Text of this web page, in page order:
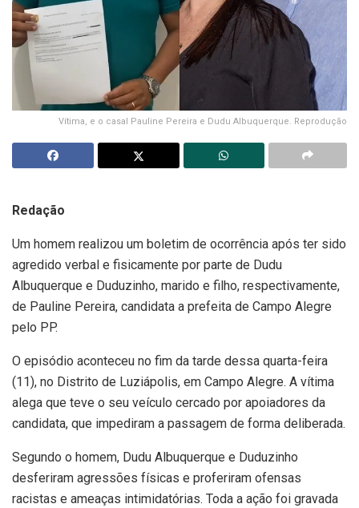
Vítima, e o casal Pauline Pereira e Dudu Albuquerque. Reprodução
Redação
Um homem realizou um boletim de ocorrência após ter sido
agredido verbal e fisicamente por parte de Dudu
Albuquerque e Duduzinho, marido e filho, respectivamente,
de Pauline Pereira, candidata a prefeita de Campo Alegre
pelo PP.
O episódio aconteceu no fim da tarde dessa quarta-feira
(11), no Distrito de Luziápolis, em Campo Alegre. A vítima
alega que teve o seu veículo cercado por apoiadores da
candidata, que impediram a passagem de forma deliberada.
Segundo o homem, Dudu Albuquerque e Duduzinho
desferiram agressões físicas e proferiram ofensas
racistas e ameaças intimidatórias. Toda a ação foi gravada